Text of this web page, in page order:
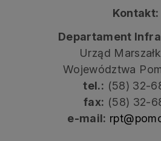
Kontakt:
Departament
Urząd
Województwa
tel.: (58) 32-
fax: (58) 32-
e-mail: